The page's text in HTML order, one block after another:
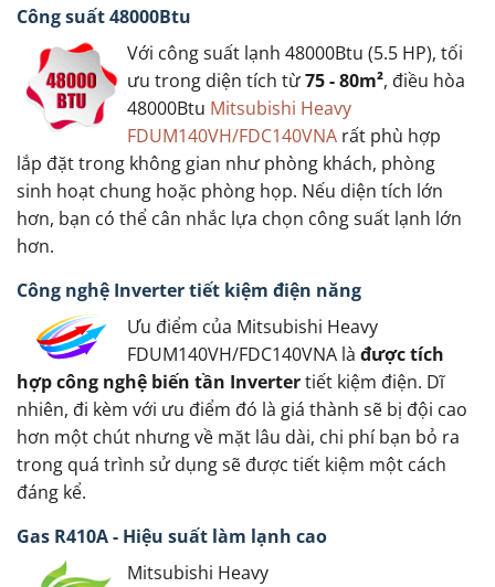
Công suất 48000Btu
Với công suất lạnh 48000Btu (5.5 HP), tối
ưu trong diện tích từ75 - 80m², điều hòa
48000Btu Mitsubishi Heavy
FDUM140VH/FDC140VNA rất phù hợp
lắp đặt trong không gian như phòng khách, phòng
sinh hoạt chung hoặc phòng họp. Nếu diện tích lớn
hơn, bạn có thể cân nhắc lựa chọn công suất lạnh lớn
hơn.
Công nghệ Inverter tiết kiệm điện năng
Ưu điểm của Mitsubishi Heavy
FDUM140VH/FDC140VNA là được tích
hợp công nghệ biến tần Invertertiết kiệm điện. Dĩ
nhiên, đi kèm với ưu điểm đó là giá thành sẽ bị đội cao
hơn một chút nhưng về mặt lâu dài, chi phí bạn bỏ ra
trong quá trình sử dụng sẽ được tiết kiệm một cách
đáng kể.
Gas R410A - Hiệu suất làm lạnh cao
Mitsubishi Heavy